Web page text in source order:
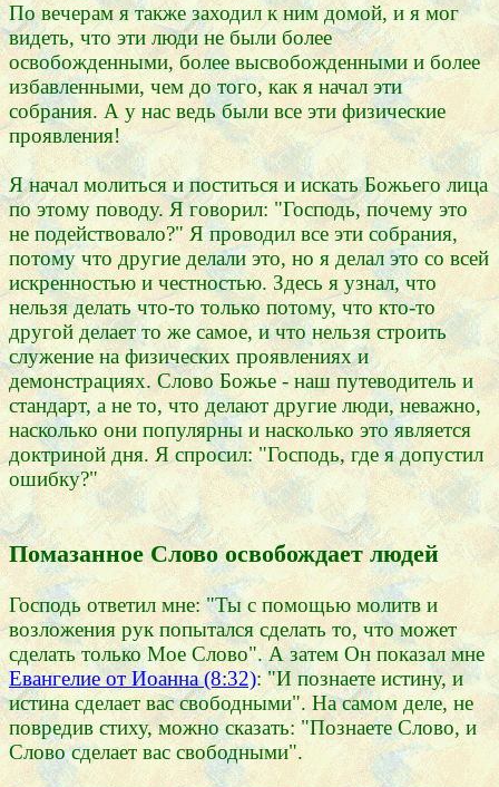
По вечерам я также заходил к ним домой, и я мог
видеть, что эти люди не были более
освобожденными, более высвобожденными и более
избавленными, чем до того, как я начал эти
собрания. А у нас ведь были все эти физические
проявления!
Я начал молиться и поститься и искать Божьего лица
по этому поводу. Я говорил: "Господь, почему это
не подействовало?" Я проводил все эти собрания,
потому что другие делали это, но я делал это со всей
искренностью и честностью. Здесь я узнал, что
нельзя делать что-то только потому, что кто-то
другой делает то же самое, и что нельзя строить
служение на физических проявлениях и
демонстрациях. Слово Божье - наш путеводитель и
стандарт, а не то, что делают другие люди, неважно,
насколько они популярны и насколько это является
доктриной дня. Я спросил: "Господь, где я допустил
ошибку?"
Помазанное Слово освобождает людей
Господь ответил мне: "Ты с помощью молитв и
возложения рук попытался сделать то, что может
сделать только Мое Слово". А затем Он показал мне
Евангелие от Иоанна (8:32): "И познаете истину, и
истина сделает вас свободными". На самом деле, не
повредив стиху, можно сказать: "Познаете Слово, и
Слово сделает вас свободными".